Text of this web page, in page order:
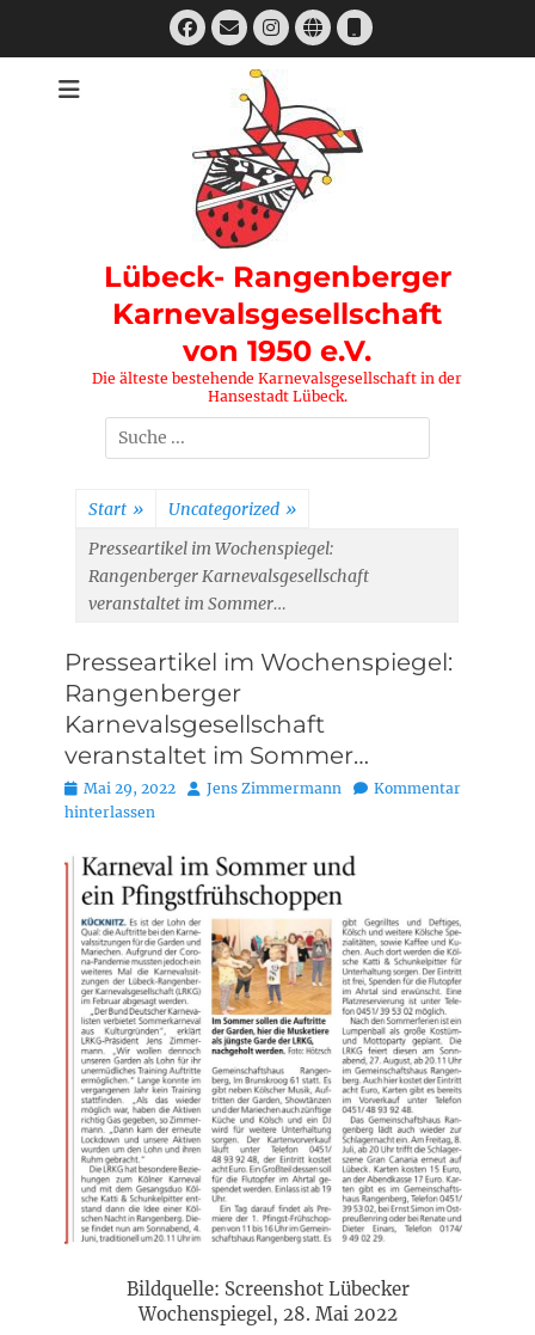
Facebook
E-
Mail
Instagram
WebsiteTelefon
Lübeck- Rangenberger
Karnevalsgesellschaft
von 1950 e.V.
Die älteste bestehende Karnevalsgesellschaft in der
Hansestadt Lübeck.
Suchen
nach:
Start » Uncategorized »
Presseartikel im Wochenspiegel:
Rangenberger Karnevalsgesellschaft
veranstaltet im Sommer…
Presseartikel im Wochenspiegel:
Rangenberger
Karnevalsgesellschaft
veranstaltet im Sommer…
Posted
on
Mai 29, 2022 AutorJens Zimmermann
Kommentar
hinterlassen
Bildquelle: Screenshot Lübecker
Wochenspiegel, 28. Mai 2022